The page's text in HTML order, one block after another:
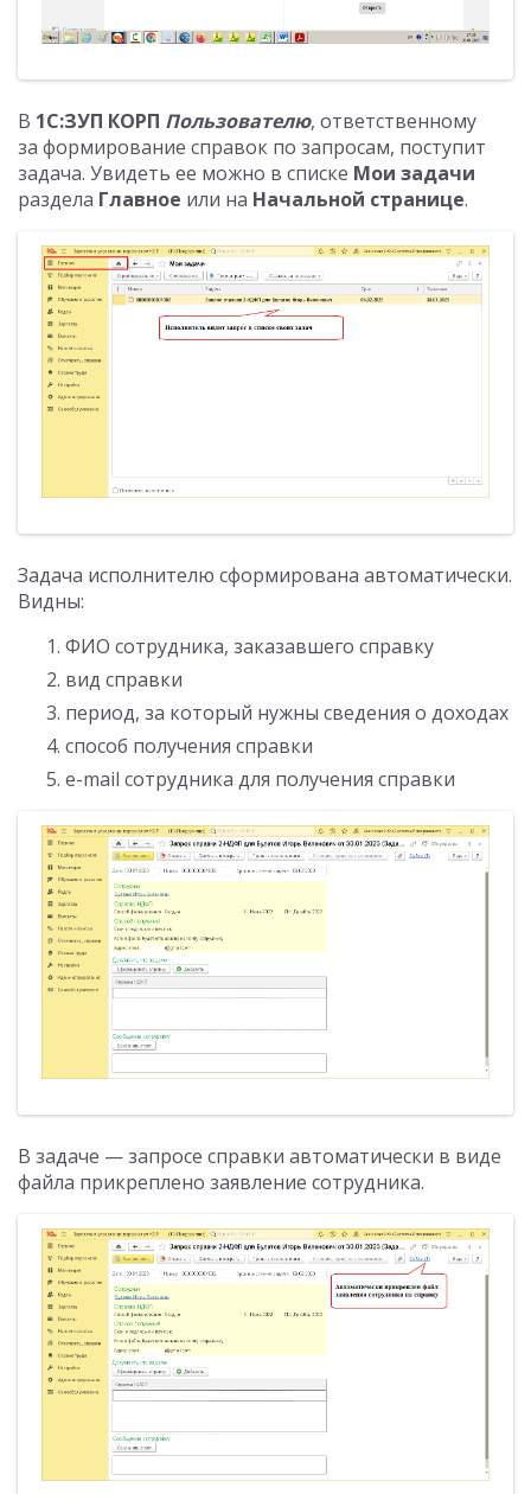
В 1С:ЗУП КОРП Пользователю, ответственному
за формирование справок по запросам, поступит
задача. Увидеть ее можно в списке Мои задачи
раздела Главное или на Начальной странице.
Задача исполнителю сформирована автоматически.
Видны:
ФИО сотрудника, заказавшего справку
вид справки
период, за который нужны сведения о доходах
способ получения справки
e-mail сотрудника для получения справки
В задаче — запросе справки автоматически в виде
файла прикреплено заявление сотрудника.